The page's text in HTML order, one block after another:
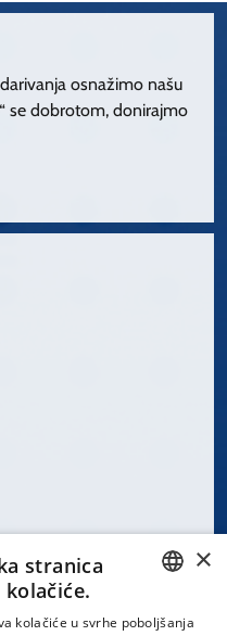
osnažimo našu
se dobrotom, donirajmo
CROATIAN
×
stranica
kolačiće u svrhe poboljšanja